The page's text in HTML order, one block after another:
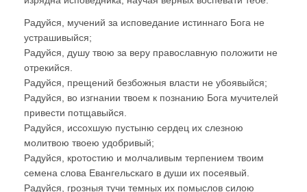
Радуйся, мучений за исповедание истиннаго Бога не
устрашивыйся;
Радуйся, душу твою за веру православную положити не
отрекийся.
Радуйся, прещений безбожныя власти не убоявыйся;
Радуйся, во изгнании твоем к познанию Бога мучителей
привести потщавыйся.
Радуйся, иссохшую пустыню сердец их слезною
молитвою твоею удобривый;
Радуйся, кротостию и молчаливым терпением твоим
семена слова Евангельскаго в души их посеявый.
Радуйся, грозныя тучи темных их помыслов силою